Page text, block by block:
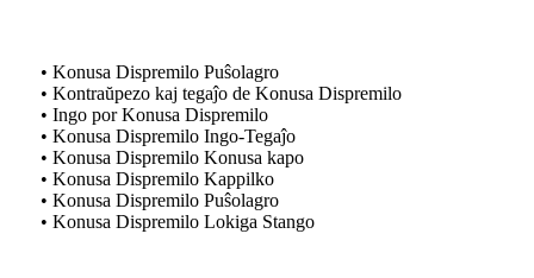
• Konusa Dispremilo Puŝolagro
• Kontraŭpezo kaj tegaĵo de Konusa Dispremilo
• Ingo por Konusa Dispremilo
• Konusa Dispremilo Ingo-Tegaĵo
• Konusa Dispremilo Konusa kapo
• Konusa Dispremilo Kappilko
• Konusa Dispremilo Puŝolagro
• Konusa Dispremilo Lokiga Stango